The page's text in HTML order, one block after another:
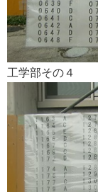
工学部その４